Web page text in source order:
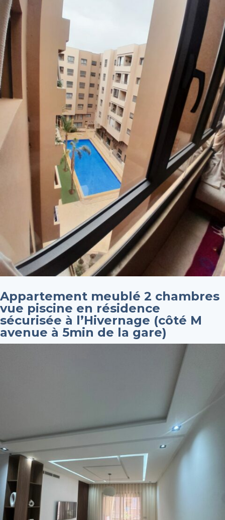
Appartement meublé 2 chambres
vue piscine en résidence
sécurisée à l’Hivernage (côté M
avenue à 5min de la gare)